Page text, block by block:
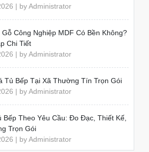
| by Administrator
Gỗ Công Nghiệp MDF Có Bền Không?
Chi Tiết
| by Administrator
Tủ Bếp Tại Xã Thường Tín Trọn Gói
| by Administrator
Bếp Theo Yêu Cầu: Đo Đạc, Thiết Kế,
Trọn Gói
| by Administrator